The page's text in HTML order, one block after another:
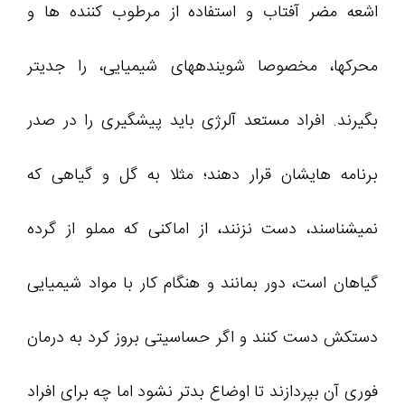
اشعه مضر آفتاب و استفاده از مرطوب کننده ها و
محرکها، مخصوصا شویندههای شیمیایی، را جدیتر
بگیرند. افراد مستعد آلرژی باید پیشگیری را در صدر
برنامه هایشان قرار دهند؛ مثلا به گل و گیاهی که
نمیشناسند، دست نزنند، از اماکنی که مملو از گرده
گیاهان است، دور بمانند و هنگام کار با مواد شیمیایی
دستکش دست کنند و اگر حساسیتی بروز کرد به درمان
فوری آن بپردازند تا اوضاع بدتر نشود اما چه برای افراد